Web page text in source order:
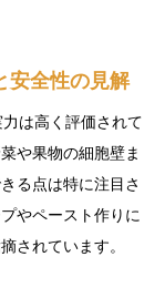
安全性の見解
は高く評価されて
や果物の細胞壁ま
る点は特に注目さ
やペースト作りに
されています。